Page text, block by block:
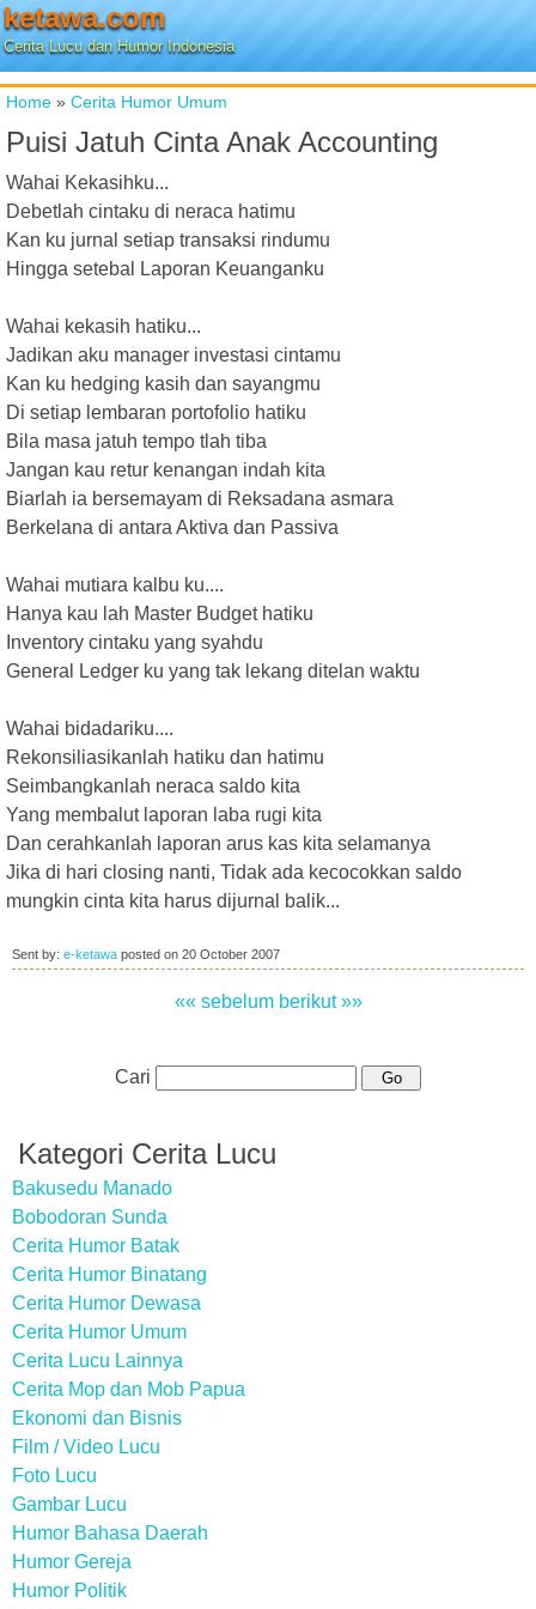
ketawa.com
Cerita Lucu dan Humor Indonesia
Home » Cerita Humor Umum
Puisi Jatuh Cinta Anak Accounting
Wahai Kekasihku...
Debetlah cintaku di neraca hatimu
Kan ku jurnal setiap transaksi rindumu
Hingga setebal Laporan Keuanganku
Wahai kekasih hatiku...
Jadikan aku manager investasi cintamu
Kan ku hedging kasih dan sayangmu
Di setiap lembaran portofolio hatiku
Bila masa jatuh tempo tlah tiba
Jangan kau retur kenangan indah kita
Biarlah ia bersemayam di Reksadana asmara
Berkelana di antara Aktiva dan Passiva
Wahai mutiara kalbu ku....
Hanya kau lah Master Budget hatiku
Inventory cintaku yang syahdu
General Ledger ku yang tak lekang ditelan waktu
Wahai bidadariku....
Rekonsiliasikanlah hatiku dan hatimu
Seimbangkanlah neraca saldo kita
Yang membalut laporan laba rugi kita
Dan cerahkanlah laporan arus kas kita selamanya
Jika di hari closing nanti, Tidak ada kecocokkan saldo
mungkin cinta kita harus dijurnal balik...
Sent by: e-ketawa posted on 20 October 2007
«« sebelum berikut »»
Cari
Kategori Cerita Lucu
Bakusedu Manado
Bobodoran Sunda
Cerita Humor Batak
Cerita Humor Binatang
Cerita Humor Dewasa
Cerita Humor Umum
Cerita Lucu Lainnya
Cerita Mop dan Mob Papua
Ekonomi dan Bisnis
Film / Video Lucu
Foto Lucu
Gambar Lucu
Humor Bahasa Daerah
Humor Gereja
Humor Politik